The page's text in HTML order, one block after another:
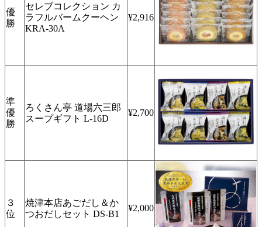
優
勝
セレブコレクション カ
ラフルバームクーヘン
KRA-30A
¥2,916
準
優
勝
ろくさん亭 道場六三郎
スープギフト L-16D
¥2,700
３
位
焼津本店あごだし＆か
つおだしセット DS-B1
¥2,000